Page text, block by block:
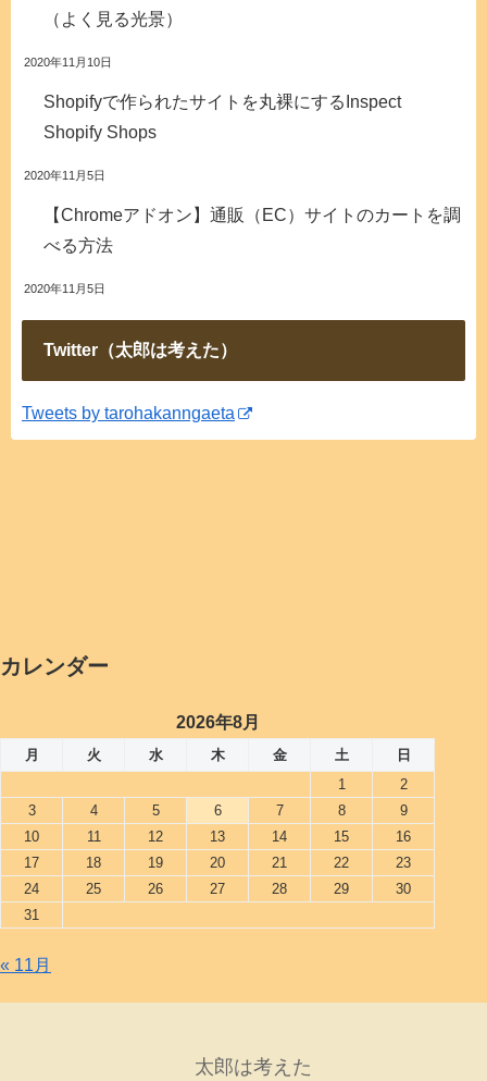
（よく見る光景）
2020年11月10日
Shopifyで作られたサイトを丸裸にするInspect
Shopify Shops
2020年11月5日
【Chromeアドオン】通販（EC）サイトのカートを調
べる方法
2020年11月5日
Twitter（太郎は考えた）
Tweets by tarohakanngaeta
カレンダー
2026年8月
月 火 水 木 金 土
日
1
2
3
4 5 6 7 8
9
10
11 12 13 14 15
16
17
18 19 20 21 22
23
24
25 26 27 28 29
30
31
« 11月
太郎は考えた